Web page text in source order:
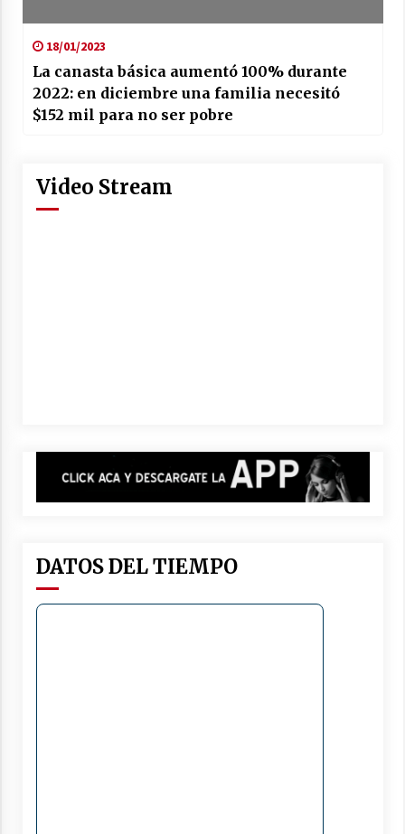
18/01/2023
La canasta básica aumentó 100% durante
2022: en diciembre una familia necesitó
$152 mil para no ser pobre
Video Stream
DATOS DEL TIEMPO